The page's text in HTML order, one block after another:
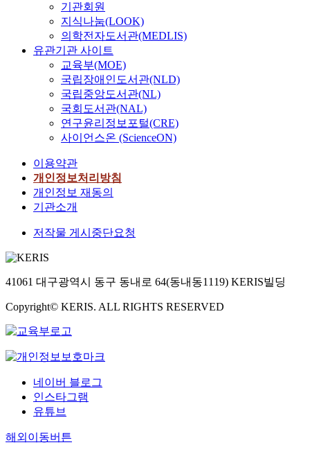
기관회원
지식나눔(LOOK)
의학전자도서관(MEDLIS)
유관기관 사이트
교육부(MOE)
국립장애인도서관(NLD)
국립중앙도서관(NL)
국회도서관(NAL)
연구윤리정보포털(CRE)
사이언스온 (ScienceON)
이용약관
개인정보처리방침
개인정보 재동의
기관소개
저작물 게시중단요청
41061 대구광역시 동구 동내로 64(동내동1119) KERIS빌딩
Copyright© KERIS. ALL RIGHTS RESERVED
네이버 블로그
인스타그램
유튜브
해외이동버튼